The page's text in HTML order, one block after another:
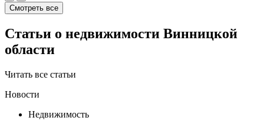
Смотреть все
Статьи о недвижимости Винницкой
области
Читать все статьи
Новости
Недвижимость